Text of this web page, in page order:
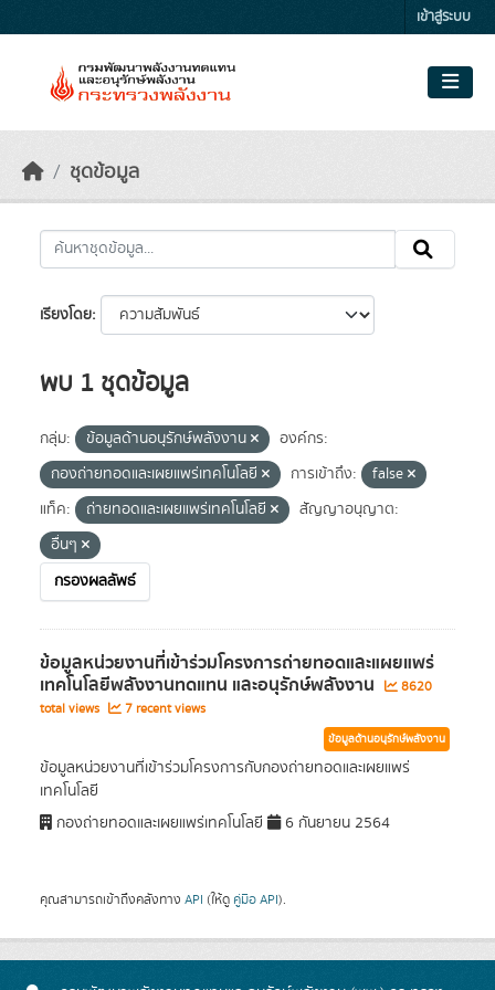
เข้าสู่ระบบ
ชุดข้อมูล
เรียงโดย
พบ 1 ชุดข้อมูล
กลุ่ม: ข้อมูลด้านอนุรักษ์พลังงาน
องค์กร:
กองถ่ายทอดและเผยแพร่เทคโนโลยี
การเข้าถึง:
false
แท็ค:
ถ่ายทอดและเผยแพร่เทคโนโลยี
สัญญาอนุญาต:
อื่นๆ
กรองผลลัพธ์
ข้อมูลหน่วยงานที่เข้าร่วมโครงการถ่ายทอดและแผยแพร่
เทคโนโลยีพลังงานทดแทน และอนุรักษ์พลังงาน
8620
total views
7 recent views
ข้อมูลด้านอนุรักษ์พลังงาน
ข้อมูลหน่วยงานที่เข้าร่วมโครงการกับกองถ่ายทอดและเผยแพร่
เทคโนโลยี
กองถ่ายทอดและเผยแพร่เทคโนโลยี
6 กันยายน 2564
คุณสามารถเข้าถึงคลังทาง API (ให้ดู คู่มือ API).